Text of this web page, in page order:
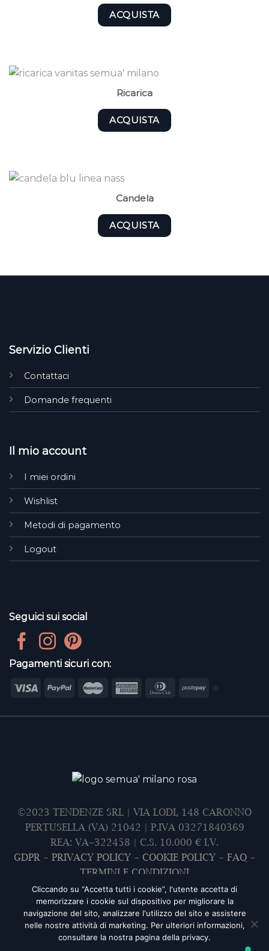
ACQUISTA
Ricarica
ACQUISTA
Candela
ACQUISTA
Servizio Clienti
Contattaci
Domande frequenti
Il mio account
I miei ordini
Wishlist
Metodi di pagamento
Logout
Seguici sui social
Pagamenti sicuri con:
©2023 TENDENZE SRL | VIA LODI, 148 CARONNO
PERTUSELLA (VA) 21042 | P.IVA 03271840369
REA: VA-322458 | C.S. 10.000 € I.V.
GDPR - PRIVACY POLICY - COOKIE POLICY - FAQ -
TERMINI E CONDIZIONI
Cliccando su “Accetta tutti i cookie”, l'utente accetta di
memorizzare i cookie sul dispositivo per migliorare la
navigazione del sito, analizzare l'utilizzo del sito e assistere
nelle nostre attività di marketing. Per ulteriori informazioni,
consultare la nostra pagina della privacy.